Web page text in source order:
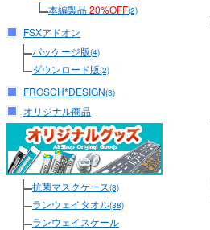
本編製品20%OFF(2)
FSXアドオン
パッケージ版(4)
ダウンロード版(2)
FROSCH*DESIGN(3)
オリジナル商品
抗菌マスクケース(3)
ランウェイタオル(38)
ランウェイスケール